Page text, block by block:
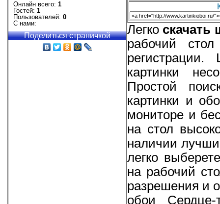
Онлайн всего: 1
Гостей: 1
Пользователей: 0
С нами:
Поделиться страничкой Легко
рабочий
картинки
Простой
картинки и
мониторе и
на стол
наличии
легко
на рабочий
разрешения и
обои Сердце-